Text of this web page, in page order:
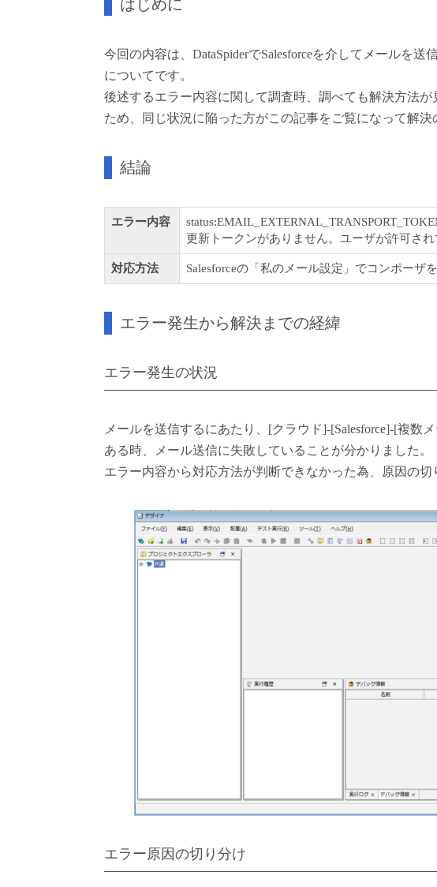
はじめに
今回の内容は、DataSpiderでSalesforceを介してメールを
についてです。
後述するエラー内容に関して調査時、調べても解決方法
ため、同じ状況に陥った方がこの記事をご覧になって解決
結論
エラー内容
更新トークンがありません。ユーザが許可さ
対応方法 Salesforceの「私のメール設定」でコンポーザ
エラー発生から解決までの経緯
エラー発生の状況
メールを送信するにあたり、[クラウド]-[Salesforce]-[複数
ある時、メール送信に失敗していることが分かりました。
エラー内容から対応方法が判断できなかった為、原因の切
エラー原因の切り分け